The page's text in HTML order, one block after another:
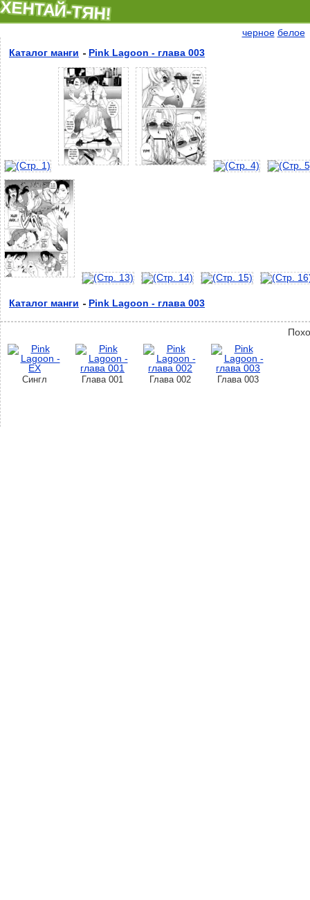
ХЕНТАЙ-ТЯН!
черное белое
Каталог манги
Pink Lagoon - глава 003
Каталог манги Pink Lagoon - глава 003
Сингл Глава 001 Глава 002 Глава 003